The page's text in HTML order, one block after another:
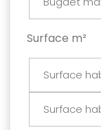
Surface m²